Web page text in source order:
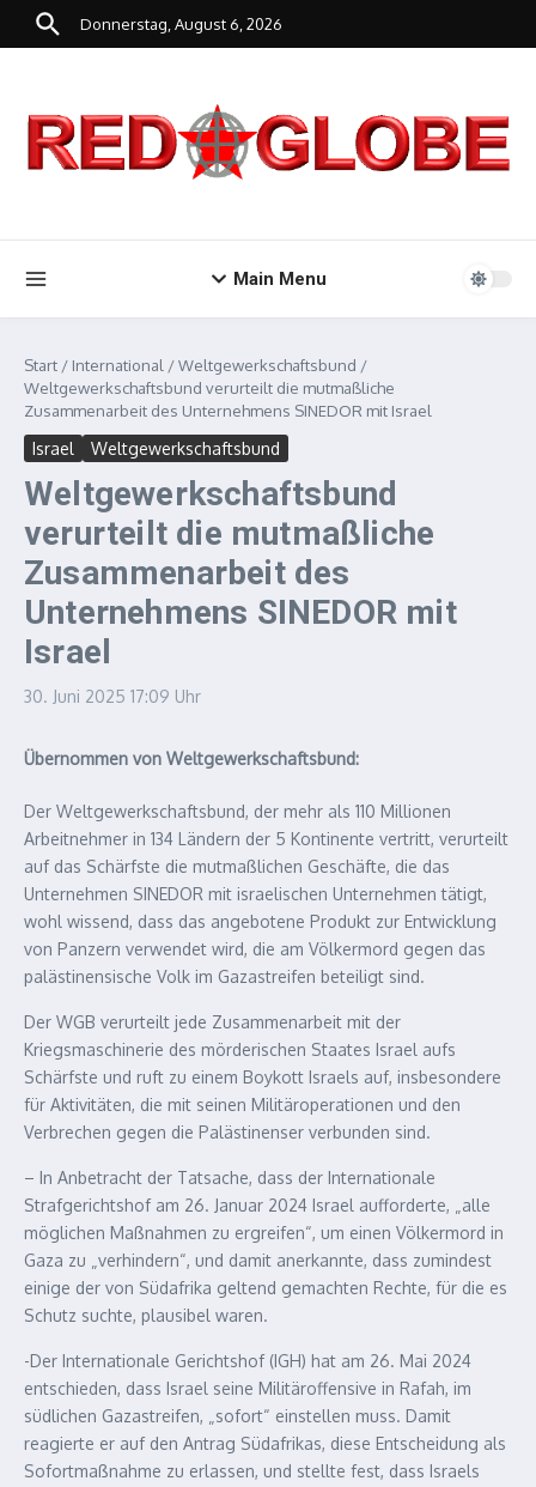
Zum Inhalt springen
Donnerstag, August 6, 2026
Main Menu
Start / International /Weltgewerkschaftsbund /
Weltgewerkschaftsbund verurteilt die mutmaßliche
Zusammenarbeit des Unternehmens SINEDOR mit Israel
Israel Weltgewerkschaftsbund
Weltgewerkschaftsbund
verurteilt die mutmaßliche
Zusammenarbeit des
Unternehmens SINEDOR mit
Israel
30. Juni 2025 17:09 Uhr
Übernommen von Weltgewerkschaftsbund:
Der Weltgewerkschaftsbund, der mehr als 110 Millionen
Arbeitnehmer in 134 Ländern der 5 Kontinente vertritt, verurteilt
auf das Schärfste die mutmaßlichen Geschäfte, die das
Unternehmen SINEDOR mit israelischen Unternehmen tätigt,
wohl wissend, dass das angebotene Produkt zur Entwicklung
von Panzern verwendet wird, die am Völkermord gegen das
palästinensische Volk im Gazastreifen beteiligt sind.
Der WGB verurteilt jede Zusammenarbeit mit der
Kriegsmaschinerie des mörderischen Staates Israel aufs
Schärfste und ruft zu einem Boykott Israels auf, insbesondere
für Aktivitäten, die mit seinen Militäroperationen und den
Verbrechen gegen die Palästinenser verbunden sind.
– In Anbetracht der Tatsache, dass der Internationale
Strafgerichtshof am 26. Januar 2024 Israel aufforderte, „alle
möglichen Maßnahmen zu ergreifen“, um einen Völkermord in
Gaza zu „verhindern“, und damit anerkannte, dass zumindest
einige der von Südafrika geltend gemachten Rechte, für die es
Schutz suchte, plausibel waren.
-Der Internationale Gerichtshof (IGH) hat am 26. Mai 2024
entschieden, dass Israel seine Militäroffensive in Rafah, im
südlichen Gazastreifen, „sofort“ einstellen muss. Damit
reagierte er auf den Antrag Südafrikas, diese Entscheidung als
Sofortmaßnahme zu erlassen, und stellte fest, dass Israels